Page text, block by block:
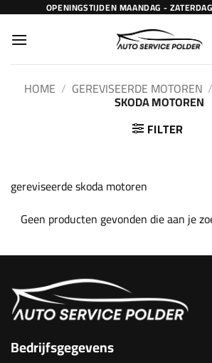
inhoud
OPENINGSTIJDEN MAANDAG -
HOME / GEREVISEERDE MOTOREN /
SKODA MOTOREN
FILTER
gereviseerde skoda motoren
Geen producten gevonden die aan je
Bedrijfsgegevens